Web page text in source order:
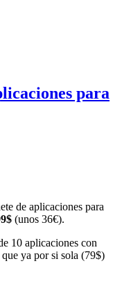
para
de aplicaciones para
(unos 36€).
10 aplicaciones con
que ya por si sola (79$)